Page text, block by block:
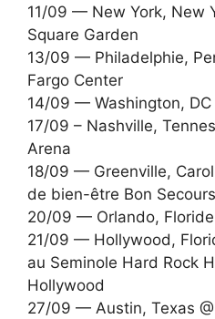
11/09 — New York, New
Square Garden
13/09 — Philadelphie,
Fargo Center
14/09 — Washington, DC
17/09 – Nashville,
Arena
18/09 — Greenville,
de bien-être Bon Secours
20/09 — Orlando, Floride
21/09 — Hollywood,
au Seminole Hard Rock
Hollywood
27/09 — Austin, Texas